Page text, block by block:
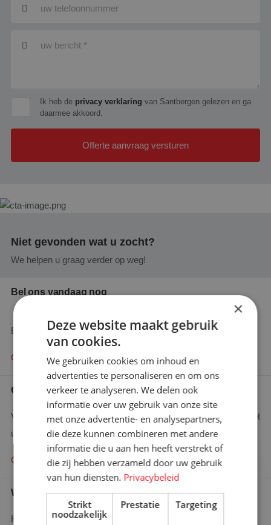
Ik heb de privacy verklaring van Santbergen gelezen en ga
daarmee akkoord.
Offerte aanvraag versturen
Niet gevonden wat u zocht?
We helpen u graag verder op weg!
Bel ons vandaag nog
En wij zullen u adviseren waar mogelijk!
Contact opnemen
Offerte aanvragen
Vraag hier uw offerte aan en wij zullen binnen 48 uur contact met
u opnemen.
Offerte aanvragen
Wie is wie
Heeft u een specifieke vraag en wilt u weten wie u het beste
Bent u op zoek naar meer
informatie?
Graag komen we met u in contact
×
Deze website maakt gebruik
van cookies.
We gebruiken cookies om inhoud en
advertenties te personaliseren en om ons
verkeer te analyseren. We delen ook
informatie over uw gebruik van onze site
met onze advertentie- en analysepartners,
die deze kunnen combineren met andere
informatie die u aan hen heeft verstrekt of
die zij hebben verzameld door uw gebruik
van hun diensten. Privacybeleid
Strikt
noodzakelijk
Prestatie Targeting